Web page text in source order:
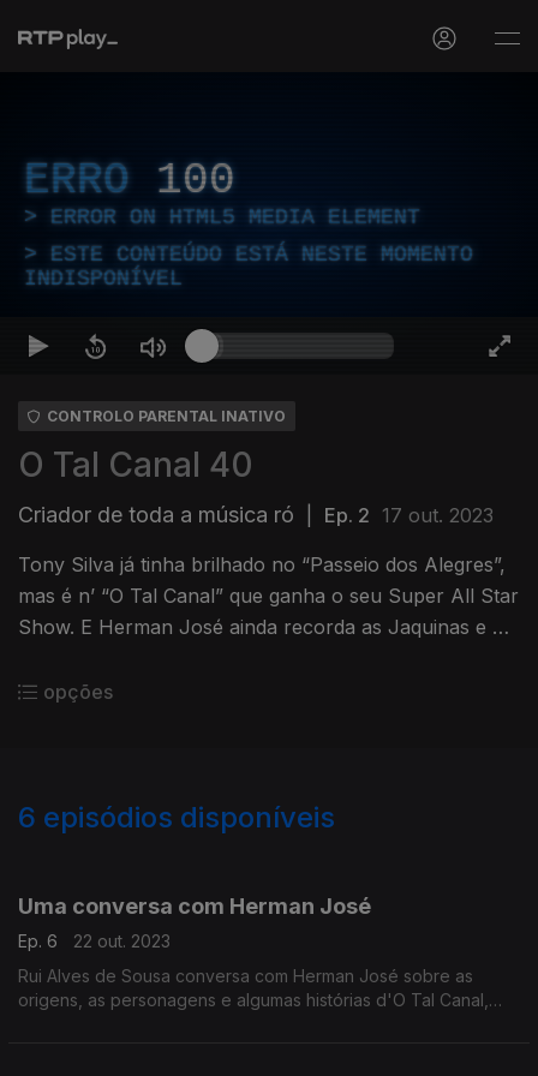
ERRO 100
ERROR ON HTML5 MEDIA ELEMENT
ESTE CONTEÚDO ESTÁ NESTE MOMENTO
INDISPONÍVEL
CONTROLO PARENTAL INATIVO
O Tal Canal 40
Criador de toda a música ró Ep. 2 17 out. 2023
Tony Silva já tinha brilhado no “Passeio dos Alegres”,
mas é n’ “O Tal Canal” que ganha o seu Super All Star
Show. E Herman José ainda recorda as Jaquinas e o
opções
6 episódios disponíveis
Uma conversa com Herman José
Ep. 6
22 out. 2023
Rui Alves de Sousa conversa com Herman José sobre as
origens, as personagens e algumas histórias d'O Tal Canal,